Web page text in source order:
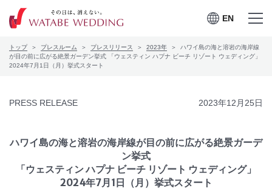
EN
メニュー
を開く
EN
メニュー
を閉じる
プレスルーム
お問合せ
トップ プレスルーム プレスリリース 2023年
ハワイ島の海と溶岩の海岸線
が目の前に広がる絶景ガーデン挙式 「ウェスティン ハプナ ビーチ リゾート ウェディング」
2024年7月1日（月）挙式スタート
PRESS RELEASE 2023年12月25日
ハワイ島の海と溶岩の海岸線が目の前に広がる絶景ガーデ
ン挙式
「ウェスティン ハプナ ビーチ リゾート ウェディング」
2024年7月1日（月）挙式スタート